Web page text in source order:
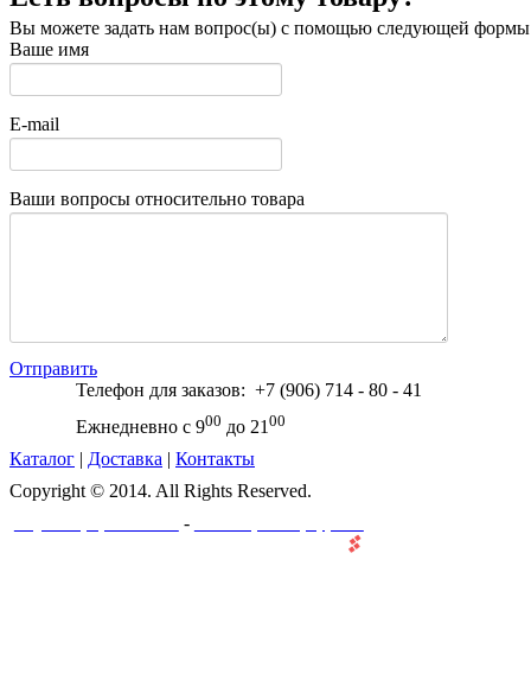
Вы можете задать нам вопрос(ы) с помощью следующей
Ваше имя
E-mail
Ваши вопросы относительно товара
Отправить
Телефон для заказов: +7 (906) 714 - 80 - 41
Ежнедневно с 900 до 21 00
Каталог | Доставка | Контакты
Copyright © 2014. All Rights Reserved.
-